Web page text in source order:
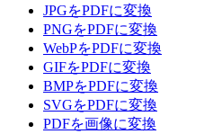
JPGをPDFに変換
PNGをPDFに変換
WebPをPDFに変換
GIFをPDFに変換
BMPをPDFに変換
SVGをPDFに変換
PDFを画像に変換